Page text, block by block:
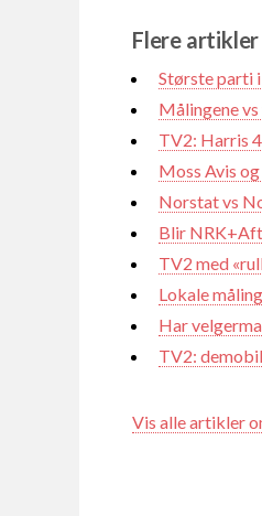
Flere
Største parti
Målingene
TV2: Harris
Moss Avis
Norstat vs
Blir
TV2 med
Lokale
Har
TV2:
Vis alle artikler